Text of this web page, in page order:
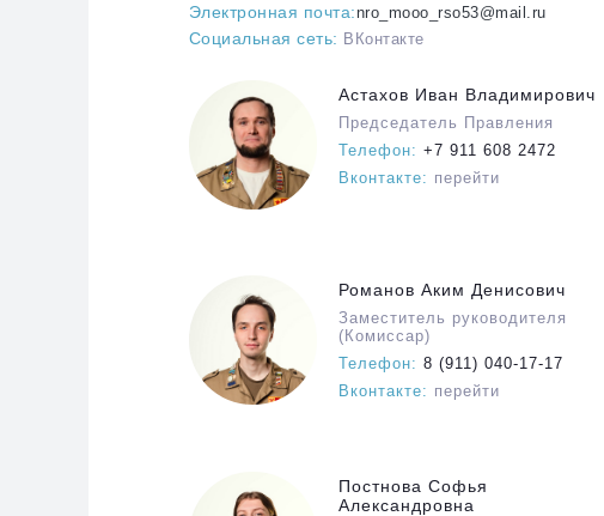
Электронная почта:nro_mooo_rso53@mail.ru
Социальная сеть: ВКонтакте
Астахов Иван Владимирович
Председатель Правления
Телефон: +7 911 608 2472
Вконтакте: перейти
Романов Аким Денисович
Заместитель руководителя
(Комиссар)
Телефон: 8 (911) 040-17-17
Вконтакте: перейти
Постнова Софья
Александровна